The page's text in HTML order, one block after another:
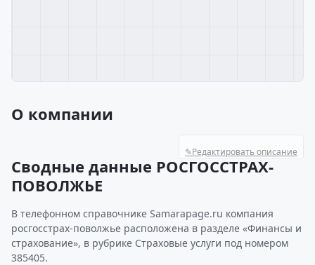
О компании
✎Редактировать описание
Сводные данные РОСГОССТРАХ-
ПОВОЛЖЬЕ
В телефонном справочнике Samarapage.ru компания
росгосстрах-поволжье расположена в разделе «Финансы и
страхование», в рубрике Страховые услуги под номером
385405.